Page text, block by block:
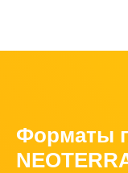
Форматы